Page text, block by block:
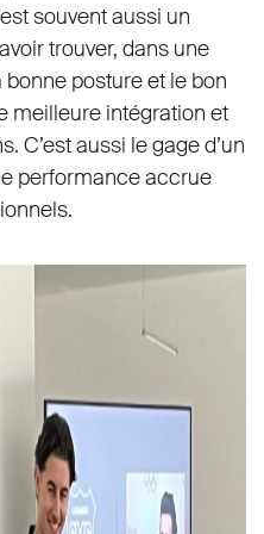
souvent aussi un
trouver, dans une
posture et le bon
meilleure intégration et
C’est aussi le gage d’un
performance accrue